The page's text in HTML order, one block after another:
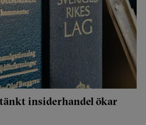
insiderhandel ökar